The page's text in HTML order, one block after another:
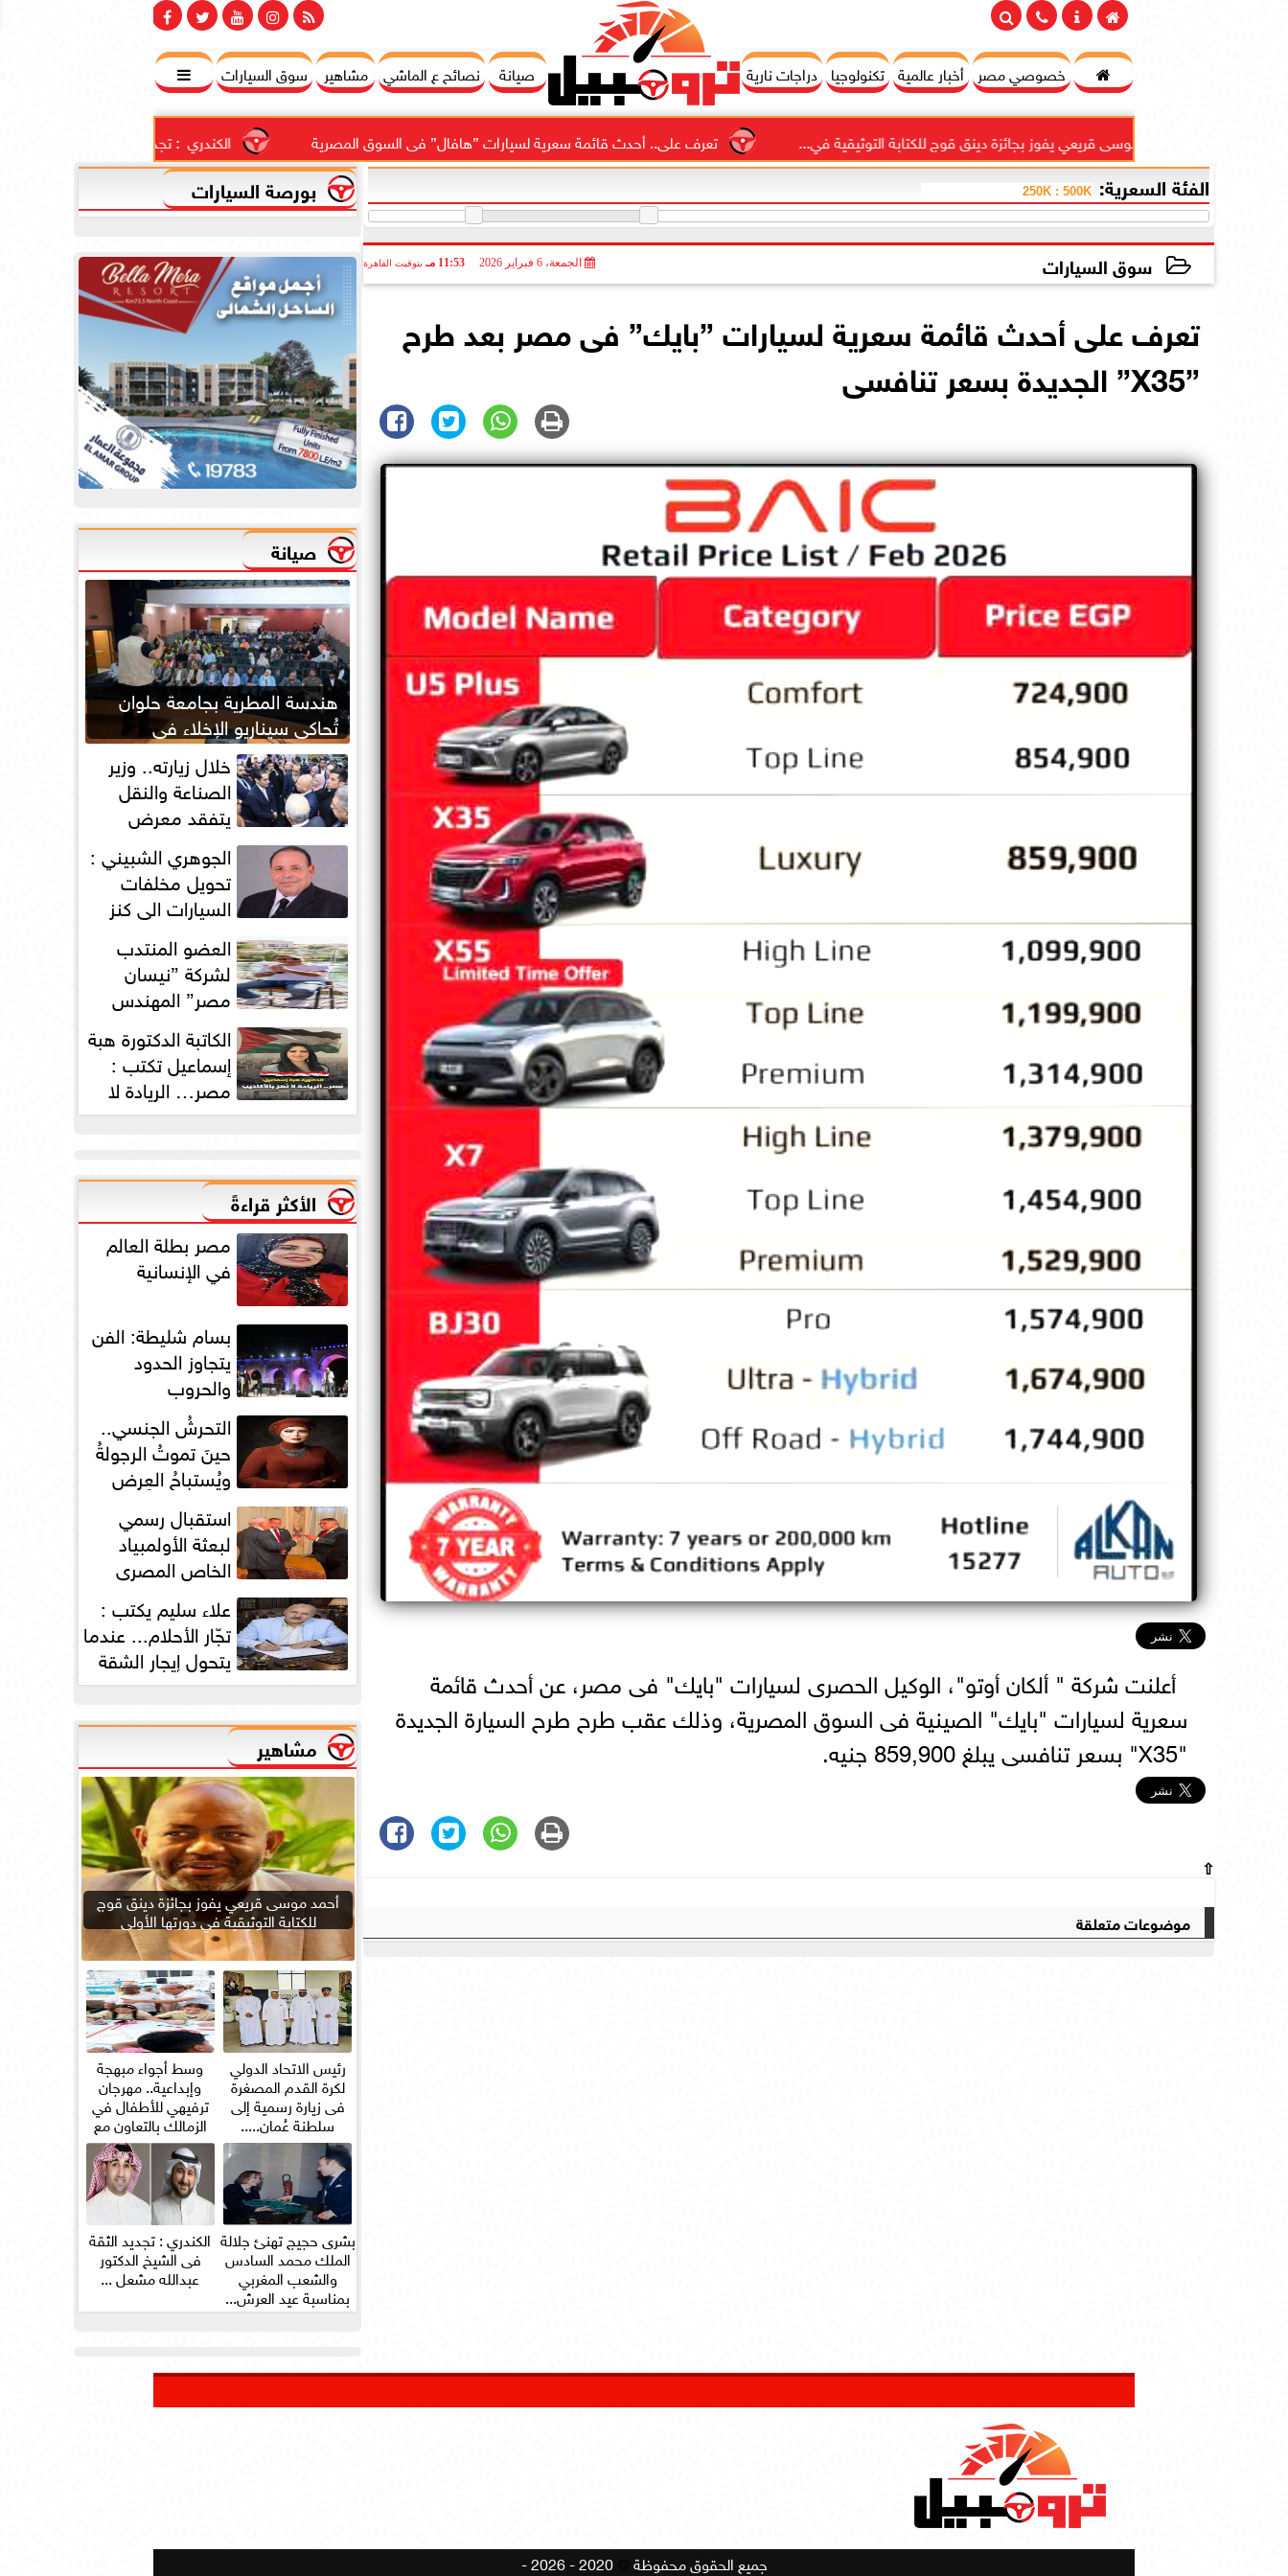
 خصوصي مصر أخبار عالمية تكنولوجيا دراجات نارية صيانة نصائح ع الماشي مشاهير سوق السيارات 
الكندري  : تجديد الثقة فى  الشيخ الدكتور عبدالله... تعرف على.. أحدث قائمة سعرية لسيارات ”هافال” فى السوق المصرية أحمد موسى قريعي يفوز بجائزة دينق قوج للكتابة التوثيقية في...
الفئة السعرية:
سوق السيارات الجمعة، 6 فبراير 2026 11:53 مـ بتوقيت القاهرة
تعرف على أحدث قائمة سعرية لسيارات ”بايك” فى مصر بعد طرح
”X35” الجديدة بسعر تنافسى
أعلنت شركة " ألكان أوتو"، الوكيل الحصرى لسيارات "بايك" فى مصر، عن أحدث قائمة
سعرية لسيارات "بايك" الصينية فى السوق المصرية، وذلك عقب طرح طرح السيارة الجديدة
"X35" بسعر تنافسى يبلغ 859,900 جنيه.
⇧
موضوعات متعلقة
بورصة السيارات
صيانة
هندسة المطرية بجامعة حلوان
تُحاكي سيناريو الإخلاء في
الحرائق لتعزيز جاهزية الطوارئ
خلال زيارته.. وزير
الصناعة والنقل
يتفقد معرض
دورته الأولى الجوهري الشبيني :
تحويل مخلفات
السيارات الي كنز
بمليارات الدولارات
العضو المنتدب
لشركة ”نيسان
مصر” المهندس
محمد عبد الصمد:
2025 عامًا استثنائيًا... الكاتبة الدكتورة هبة
إسماعيل تكتب :
مصر… الريادة لا
تُهز بالأكاذيب
الأكثر قراءةً
مصر بطلة العالم
في الإنسانية
بسام شليطة: الفن
يتجاوز الحدود
والحروب
التحرشُ الجنسي..
حينَ تموتُ الرجولةُ
ويُستباحُ العِرض
استقبال رسمي
لبعثة الأولمبياد
الخاص المصري
بسفارة مصر في
باريس علاء سليم يكتب :
تجّار الأحلام... عندما
يتحول إيجار الشقة
إلى مقصلةٍ...
مشاهير
أحمد موسى قريعي يفوز بجائزة دينق قوج
للكتابة التوثيقية في دورتها الأولى
رئيس الاتحاد الدولي
لكرة القدم المصغرة
فى زيارة رسمية إلى
سلطنة عُمان.....
وسط أجواء مبهجة
وإبداعية.. مهرجان
ترفيهي للأطفال في
الزمالك بالتعاون مع
”علاء...
بشرى حجيج تهنئ جلالة
الملك محمد السادس
والشعب المغربي
بمناسبة عيد العرش...
الكندري : تجديد الثقة
فى الشيخ الدكتور
عبدالله مشعل ...
جميع الحقوق محفوظة 2020 - 2026 -